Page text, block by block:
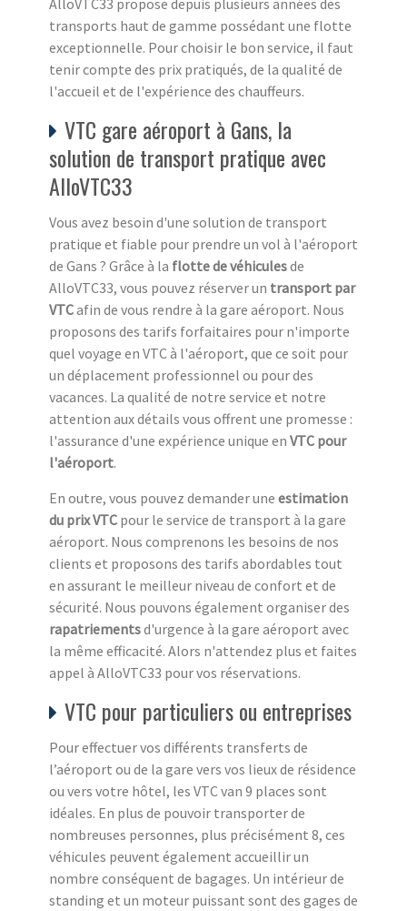
transports haut de gamme possédant une flotte
exceptionnelle. Pour choisir le bon service, il faut
tenir compte des prix pratiqués, de la qualité de
l'accueil et de l'expérience des chauffeurs.
VTC gare aéroport à Gans, la
solution de transport pratique avec
AlloVTC33
Vous avez besoin d'une solution de transport
pratique et fiable pour prendre un vol à l'aéroport
de Gans ? Grâce à la flotte de véhiculesde
AlloVTC33, vous pouvez réserver un transport par
VTCafin de vous rendre à la gare aéroport. Nous
proposons des tarifs forfaitaires pour n'importe
quel voyage en VTC à l'aéroport, que ce soit pour
un déplacement professionnel ou pour des
vacances. La qualité de notre service et notre
attention aux détails vous offrent une promesse :
l'assurance d'une expérience unique en VTC pour
l'aéroport.
En outre, vous pouvez demander une estimation
du prix VTC pour le service de transport à la gare
aéroport. Nous comprenons les besoins de nos
clients et proposons des tarifs abordables tout
en assurant le meilleur niveau de confort et de
sécurité. Nous pouvons également organiser des
rapatriementsd'urgence à la gare aéroport avec
la même efficacité. Alors n'attendez plus et faites
appel à AlloVTC33 pour vos réservations.
VTC pour particuliers ou entreprises
Pour effectuer vos différents transferts de
l’aéroport ou de la gare vers vos lieux de résidence
ou vers votre hôtel, les VTC van 9 places sont
idéales. En plus de pouvoir transporter de
nombreuses personnes, plus précisément 8, ces
véhicules peuvent également accueillir un
nombre conséquent de bagages. Un intérieur de
standing et un moteur puissant sont des gages de